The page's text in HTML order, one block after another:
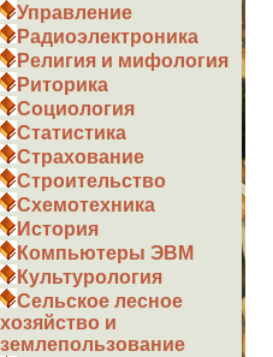
Управление
Радиоэлектроника
Религия и мифология
Риторика
Социология
Статистика
Страхование
Строительство
Схемотехника
История
Компьютеры ЭВМ
Культурология
Сельское лесное
хозяйство и
землепользование